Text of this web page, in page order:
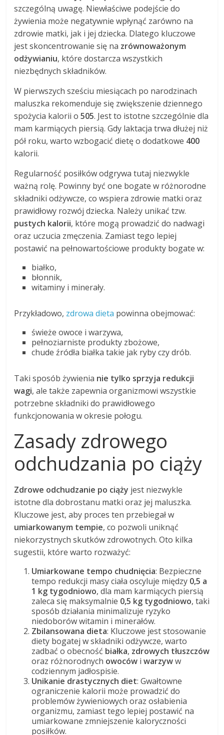
szczególną uwagę. Niewłaściwe podejście do
żywienia może negatywnie wpłynąć zarówno na
zdrowie matki, jak i jej dziecka. Dlatego kluczowe
jest skoncentrowanie się na zrównoważonym
odżywianiu, które dostarcza wszystkich
niezbędnych składników.
W pierwszych sześciu miesiącach po narodzinach
maluszka rekomenduje się zwiększenie dziennego
spożycia kalorii o505. Jest to istotne szczególnie dla
mam karmiących piersią. Gdy laktacja trwa dłużej niż
pół roku, warto wzbogacić dietę o dodatkowe 400
kalorii.
Regularność posiłków odgrywa tutaj niezwykle
ważną rolę. Powinny być one bogate w różnorodne
składniki odżywcze, co wspiera zdrowie matki oraz
prawidłowy rozwój dziecka. Należy unikać tzw.
pustych kalorii, które mogą prowadzić do nadwagi
oraz uczucia zmęczenia. Zamiast tego lepiej
postawić na pełnowartościowe produkty bogate w:
białko,
błonnik,
witaminy i minerały.
Przykładowo, zdrowa dieta powinna obejmować:
świeże owoce i warzywa,
pełnoziarniste produkty zbożowe,
chude źródła białka takie jak ryby czy drób.
Taki sposób żywienia nie tylko sprzyja redukcji
wagi, ale także zapewnia organizmowi wszystkie
potrzebne składniki do prawidłowego
funkcjonowania w okresie połogu.
Zasady zdrowego
odchudzania po ciąży
Zdrowe odchudzanie po ciąży jest niezwykle
istotne dla dobrostanu matki oraz jej maluszka.
Kluczowe jest, aby proces ten przebiegał w
umiarkowanym tempie, co pozwoli uniknąć
niekorzystnych skutków zdrowotnych. Oto kilka
sugestii, które warto rozważyć:
Umiarkowane tempo chudnięcia: Bezpieczne
tempo redukcji masy ciała oscyluje między 0,5 a
1 kg tygodniowo, dla mam karmiących piersią
zaleca się maksymalnie 0,5 kg tygodniowo, taki
sposób działania minimalizuje ryzyko
niedoborów witamin i minerałów.
Zbilansowana dieta: Kluczowe jest stosowanie
diety bogatej w składniki odżywcze, warto
zadbać o obecność białka, zdrowych tłuszczów
oraz różnorodnych owoców iwarzyww
codziennym jadłospisie.
Unikanie drastycznych diet: Gwałtowne
ograniczenie kalorii może prowadzić do
problemów żywieniowych oraz osłabienia
organizmu, zamiast tego lepiej postawić na
umiarkowane zmniejszenie kaloryczności
posiłków.